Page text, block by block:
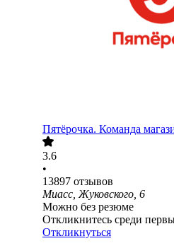
Пятёрочка. Команда
3.6
•
13897 отзывов
Миасс, Жуковского, 6
Можно без резюме
Откликнитесь среди
Откликнуться